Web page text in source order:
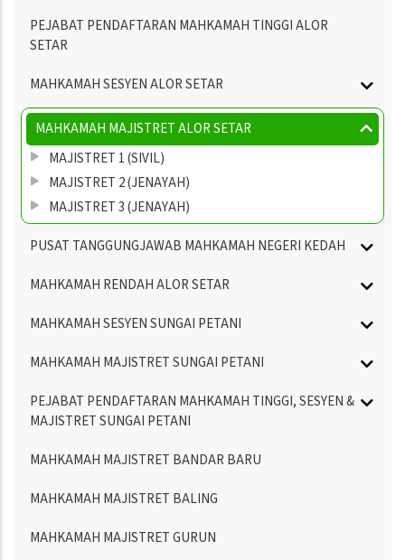
PEJABAT PENDAFTARAN MAHKAMAH TINGGI ALOR
SETAR
MAHKAMAH SESYEN ALOR SETAR
MAHKAMAH MAJISTRET ALOR SETAR
MAJISTRET 1 (SIVIL)
MAJISTRET 2 (JENAYAH)
MAJISTRET 3 (JENAYAH)
PUSAT TANGGUNGJAWAB MAHKAMAH NEGERI KEDAH
MAHKAMAH RENDAH ALOR SETAR
MAHKAMAH SESYEN SUNGAI PETANI
MAHKAMAH MAJISTRET SUNGAI PETANI
PEJABAT PENDAFTARAN MAHKAMAH TINGGI, SESYEN &
MAJISTRET SUNGAI PETANI
MAHKAMAH MAJISTRET BANDAR BARU
MAHKAMAH MAJISTRET BALING
MAHKAMAH MAJISTRET GURUN